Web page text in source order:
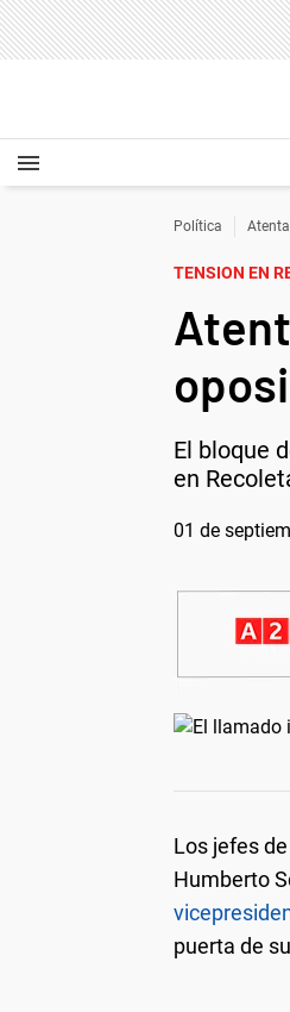
Política
TENSION EN
El bloque
en
01 de
Los jefes
Humberto
puerta de